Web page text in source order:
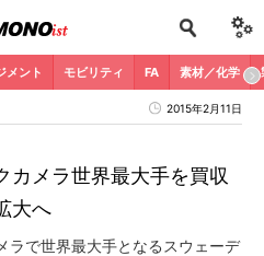
メント モビリティ FA 素材／化学
2015年2月11日
カメラ世界最大手を買収
大へ
ラで世界最大手となるスウェーデ